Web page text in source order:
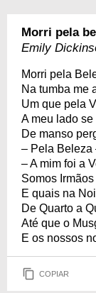
Morri pela
Emily
Morri pela
Na tumba me
Um que pela
A meu lado se
De manso
– Pela Beleza
– A mim foi a
Somos
E quais na
De Quarto a
Até que o
E os nossos
COPIAR